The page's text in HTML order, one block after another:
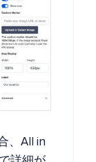
、All in